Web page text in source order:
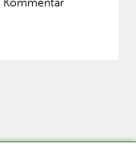
Kommentar